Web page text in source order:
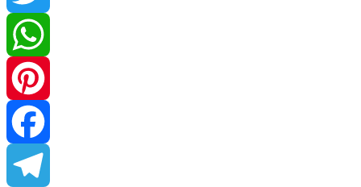
Twitter
WhatsApp
Pinterest
Facebook